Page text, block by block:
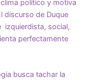
político y motiva
discurso de Duque
izquierdista, social,
perfectamente
busca tachar la